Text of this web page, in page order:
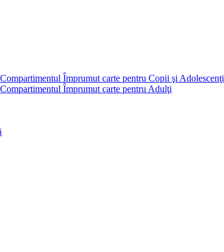
Împrumut carte pentru Copii şi Adolescenţi
Împrumut carte pentru Adulţi